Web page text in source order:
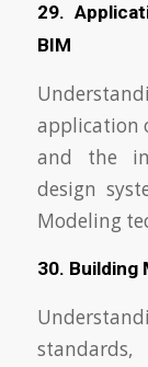
29.
BIM
application
and the
design
Modeling
30. Building